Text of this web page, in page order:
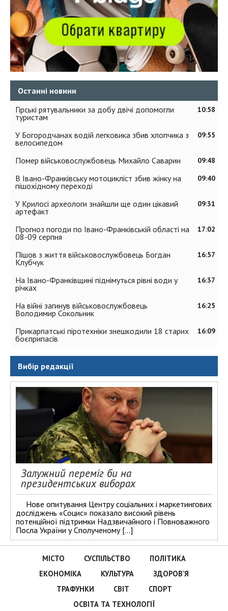
Останні новини
10:58
Гірські рятувальники за добу двічі допомогли
туристам
09:55
У Богородчанах водій легковика збив хлопчика з
велосипедом
09:48
Помер військовослужбовець Михайло Саварин
09:40
В Івано-Франківську мотоцикліст збив жінку на
пішохідному переході
09:31
У Крилосі археологи знайшли ще один цікавий
артефакт
17:02
Прогноз погоди по Івано-Франківській області на
08-09 серпня
16:57
Пішов з життя військовослужбовець Богдан
Клубчук
16:37
На Івано-Франківщині піднімуться рівні води у
річках
16:25
На війні загинув військовослужбовець
Володимир Сокольник
16:09
Прикарпатські піротехніки знешкодили 18 старих
боєприпасів
Вибір редакції
Залужний переміг би на
президентських виборах
Нове опитування Центру соціальних і маркетингових
досліджень «Социс» показало високий рівень
потенційної підтримки Надзвичайного і Повноважного
Посла України у Сполученому […]
МІСТО СУСПІЛЬСТВО
ПОЛІТИКА
ЕКОНОМІКА
КУЛЬТУРА
ЗДОРОВ’Я
ТРАФУНКИ
СВІТ
СПОРТ
ОСВІТА ТА ТЕХНОЛОГІЇ